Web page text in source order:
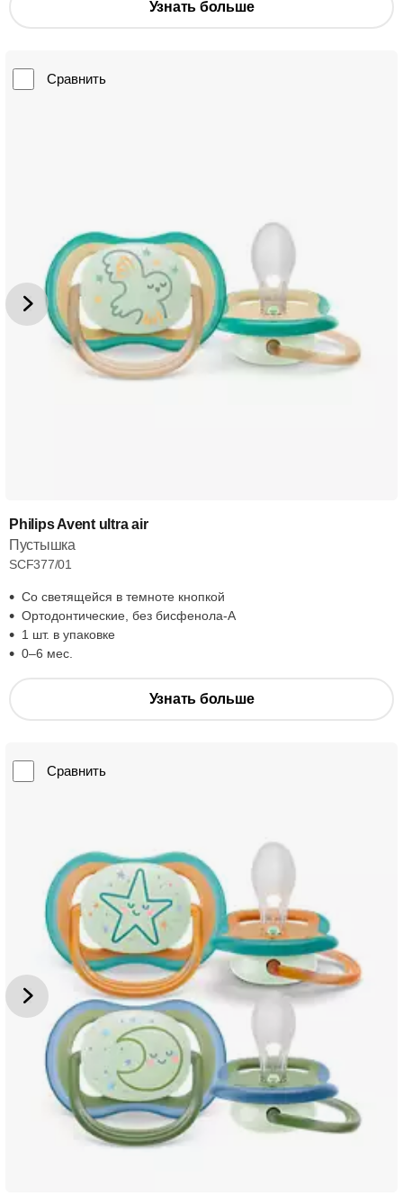
Узнать больше
Сравнить
Philips Avent ultra air
Пустышка
SCF377/01
Со светящейся в темноте кнопкой
Ортодонтические, без бисфенола-А
1 шт. в упаковке
0–6 мес.
Узнать больше
Сравнить